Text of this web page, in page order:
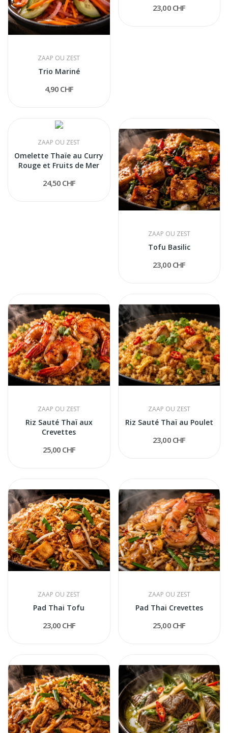
ZAAP OU ZEST
Trio Mariné
4,90 CHF
23,00 CHF
ZAAP OU ZEST
Omelette Thaïe au Curry
Rouge et Fruits de Mer
24,50 CHF
ZAAP OU ZEST
Tofu Basilic
23,00 CHF
ZAAP OU ZEST
Riz Sauté Thaï aux
Crevettes
25,00 CHF
ZAAP OU ZEST
Riz Sauté Thaï au Poulet
23,00 CHF
ZAAP OU ZEST
Pad Thai Tofu
23,00 CHF
ZAAP OU ZEST
Pad Thai Crevettes
25,00 CHF